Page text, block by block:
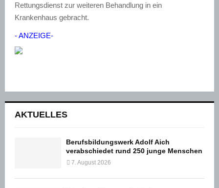
Rettungsdienst zur weiteren Behandlung in ein
Krankenhaus gebracht.
- ANZEIGE-
AKTUELLES
Berufsbildungswerk Adolf Aich
verabschiedet rund 250 junge Menschen
7. August 2026